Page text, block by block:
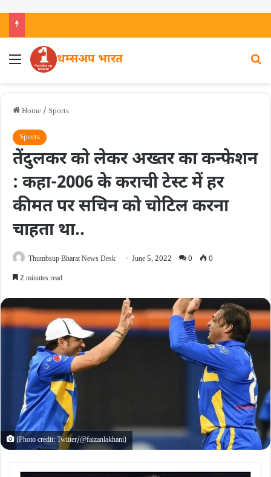
थम्सअप भारत
Home / Sports
Sports
तेंदुलकर को लेकर अख्तर का कन्फेशन
: कहा-2006 के कराची टेस्ट में हर
कीमत पर सचिन को चोटिल करना
चाहता था..
Thumbsup Bharat News Desk June 5, 2022 0
0
2 minutes read
(Photo credit: Twitter/@faizanlakhani)